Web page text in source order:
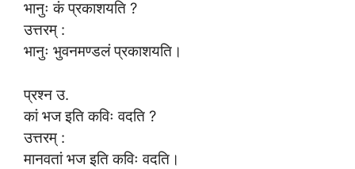
भानुः कं प्रकाशयति ?
उत्तरम् :
भानुः भुवनमण्डलं प्रकाशयति।
प्रश्न उ.
कां भज इति कविः वदति ?
उत्तरम् :
मानवतां भज इति कविः वदति।